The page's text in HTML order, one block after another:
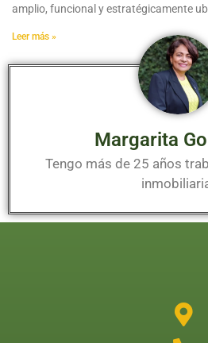
amplio, funcional y estratégicamente
Leer más »
Margarita
Tengo más de 25 años